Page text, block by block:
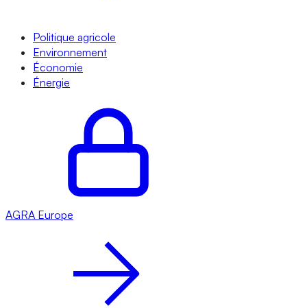
Politique agricole
Environnement
Économie
Énergie
AGRA Europe